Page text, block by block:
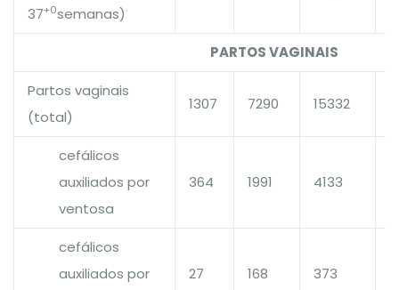
37+0semanas)
PARTOS VAGINAIS
Partos vaginais
(total)
1307 7290 15332
cefálicos
auxiliados por
ventosa
364 1991 4133
cefálicos
auxiliados por
27 168 373